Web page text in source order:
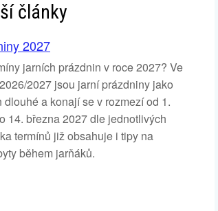
články
2027
jarních prázdnin v roce 2027? Ve
2027 jsou jarní prázdniny jako
dlouhé a konají se v rozmezí od 1.
14. března 2027 dle jednotlivých
termínů již obsahuje i tipy na
během jarňáků.